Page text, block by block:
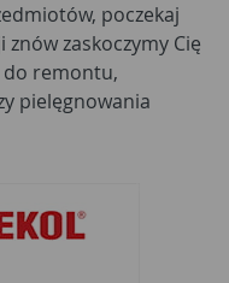
poczekaj
zaskoczymy Cię
do remontu,
pielęgnowania